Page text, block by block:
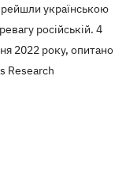
українською
російській. 4
2022 року, опитано
Research